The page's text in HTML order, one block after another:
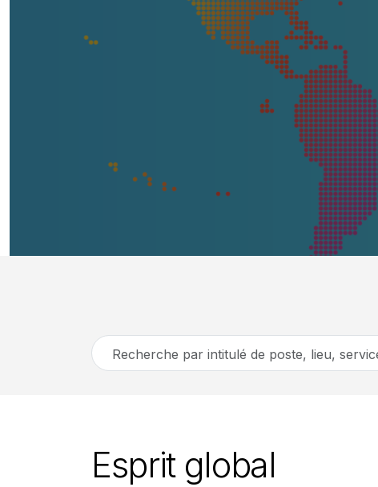
Recherche
par
lieu,
service,
Esprit global